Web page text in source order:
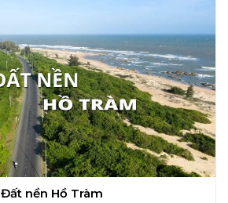
Đất nền Hồ Tràm